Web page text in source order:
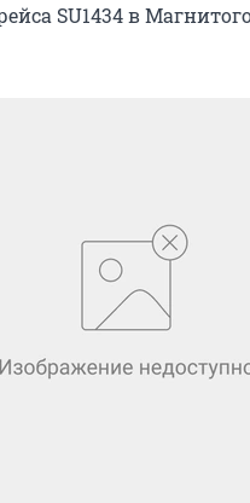
SU1434 в